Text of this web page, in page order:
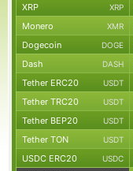
XRP XRP
Monero XMR
Dogecoin DOGE
Dash DASH
Tether ERC20 USDT
Tether TRC20 USDT
Tether BEP20 USDT
Tether TON USDT
USDC ERC20 USDC